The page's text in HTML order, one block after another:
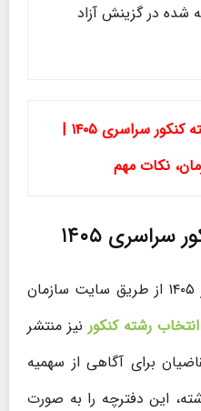
شده در گزینش آزاد
انتخاب رشته کنکور سراسری ۱۴۰۵ |
نکات مهم
۱۴۰۵
مدتی پس از اعلام نتایج کنکور ۱۴۰۵ از طریق سایت سازمان
رشته کنکور نیز منتشر
برای آگاهی از سهمیه
این دفترچه را به صورت